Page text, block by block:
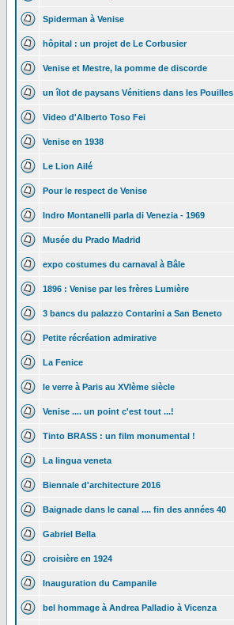
Spiderman à Venise
hôpital : un projet de Le Corbusier
Venise et Mestre, la pomme de discorde
un îlot de paysans Vénitiens dans les Pouilles
Video d'Alberto Toso Fei
Venise en 1938
Le Lion Ailé
Pour le respect de Venise
Indro Montanelli parla di Venezia - 1969
Musée du Prado Madrid
expo costumes du carnaval à Bâle
1896 : Venise par les frères Lumière
3 bancs du palazzo Contarini a San Beneto
Petite récréation admirative
La Fenice
le verre à Paris au XVIème siècle
Venise .... un point c'est tout ...!
Tinto BRASS : un film monumental !
La lingua veneta
Biennale d'architecture 2016
Baignade dans le canal .... fin des années 40
Gabriel Bella
croisière en 1924
Inauguration du Campanile
bel hommage à Andrea Palladio à Vicenza